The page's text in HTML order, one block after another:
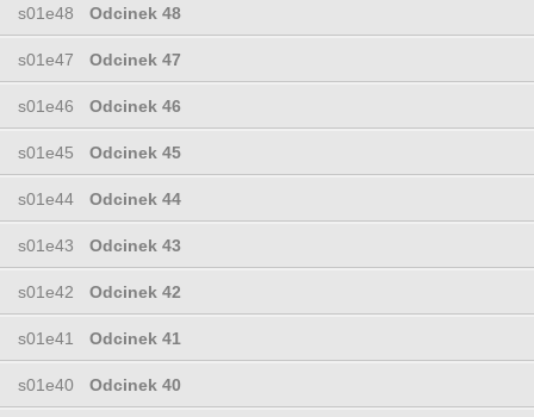
s01e48 Odcinek 48
s01e47 Odcinek 47
s01e46 Odcinek 46
s01e45 Odcinek 45
s01e44 Odcinek 44
s01e43 Odcinek 43
s01e42 Odcinek 42
s01e41 Odcinek 41
s01e40 Odcinek 40